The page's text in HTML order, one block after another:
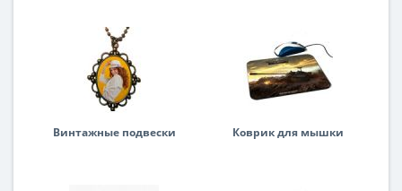
Винтажные подвески Коврик для мышки